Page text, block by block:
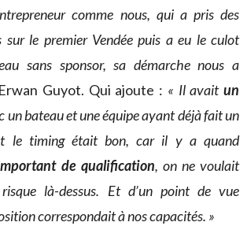
comme nous, qui a pris des
sur le premier Vendée puis a eu le culot
sans sponsor, sa démarche nous a
Guyot. Qui ajoute : « Il avaitun
un bateau et une équipe ayant déjà fait un
le timing était bon, car il y a quand
de qualification, on ne voulait
là-dessus. Et d’un point de vue
correspondait à nos capacités. »